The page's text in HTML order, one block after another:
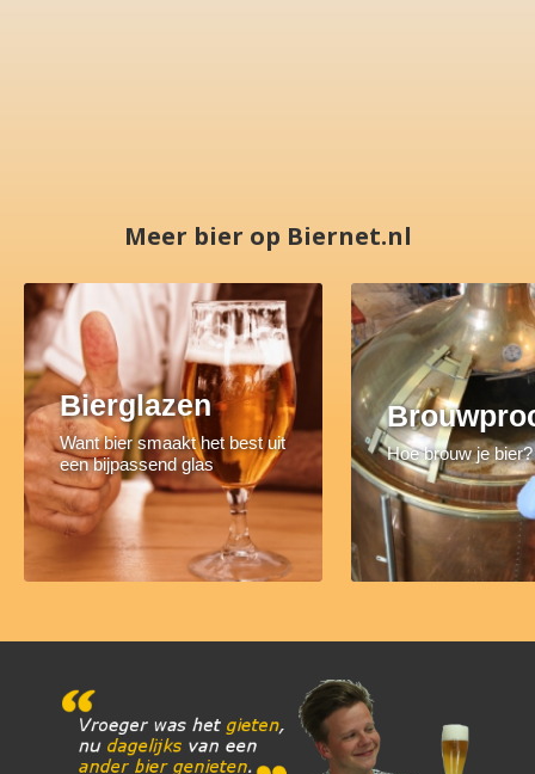
Meer bier op Biernet.nl
Bierglazen
Want bier smaakt het best uit
een bijpassend glas
Hoe brouw je bier?